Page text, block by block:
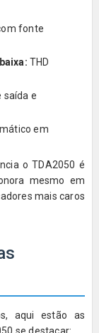
fonte
THD
saída e
em
o TDA2050 é
mesmo em
mais caros
aqui estão as